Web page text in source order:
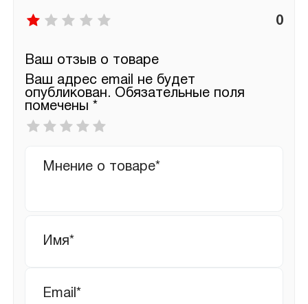
0
Ваш отзыв о товаре
Ваш адрес email не будет
опубликован. Обязательные поля
помечены *
Ваша
оценка
отзыв